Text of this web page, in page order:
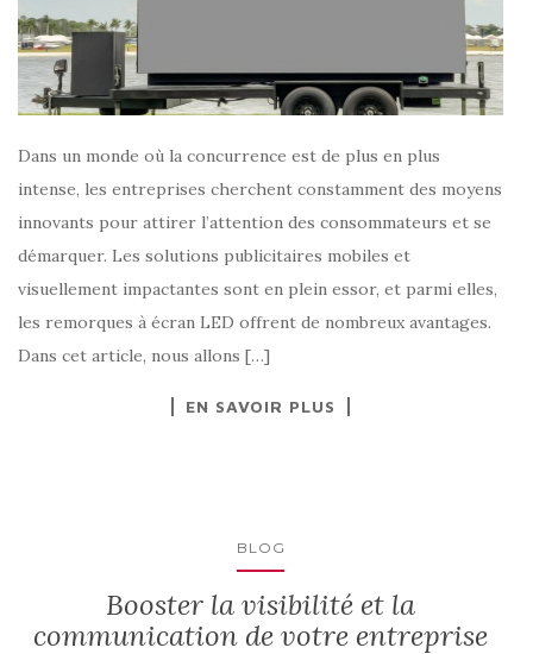
Dans un monde où la concurrence est de plus en plus
intense, les entreprises cherchent constamment des moyens
innovants pour attirer l’attention des consommateurs et se
démarquer. Les solutions publicitaires mobiles et
visuellement impactantes sont en plein essor, et parmi elles,
les remorques à écran LED offrent de nombreux avantages.
Dans cet article, nous allons […]
EN SAVOIR PLUS
BLOG
Booster la visibilité et la
communication de votre entreprise